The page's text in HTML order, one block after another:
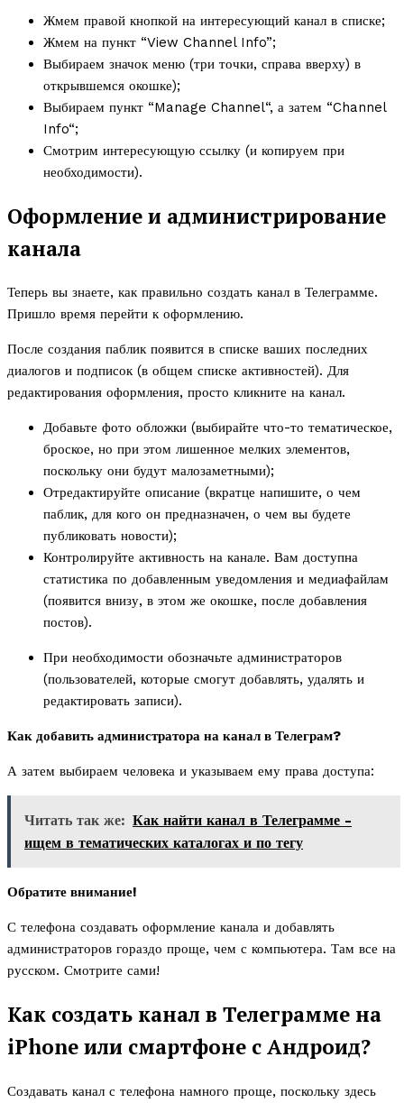
Жмем правой кнопкой на интересующий канал в списке;
Жмем на пункт “View Channel Info”;
Выбираем значок меню (три точки, справа вверху) в
открывшемся окошке);
Выбираем пункт “Manage Channel“, а затем “Channel
Info“;
Смотрим интересующую ссылку (и копируем при
необходимости).
Оформление и администрирование
канала
Теперь вы знаете, как правильно создать канал в Телеграмме.
Пришло время перейти к оформлению.
После создания паблик появится в списке ваших последних
диалогов и подписок (в общем списке активностей). Для
редактирования оформления, просто кликните на канал.
Добавьте фото обложки (выбирайте что-то тематическое,
броское, но при этом лишенное мелких элементов,
поскольку они будут малозаметными);
Отредактируйте описание (вкратце напишите, о чем
паблик, для кого он предназначен, о чем вы будете
публиковать новости);
Контролируйте активность на канале. Вам доступна
статистика по добавленным уведомления и медиафайлам
(появится внизу, в этом же окошке, после добавления
постов).
При необходимости обозначьте администраторов
(пользователей, которые смогут добавлять, удалять и
редактировать записи).
Как добавить администратора на канал в Телеграм?
А затем выбираем человека и указываем ему права доступа:
Читать так же: Как найти канал в Телеграмме -
ищем в тематических каталогах и по тегу
Обратите внимание!
С телефона создавать оформление канала и добавлять
администраторов гораздо проще, чем с компьютера. Там все на
русском. Смотрите сами!
Как создать канал в Телеграмме на
iPhone или смартфоне с Андроид?
Создавать канал с телефона намного проще, поскольку здесь